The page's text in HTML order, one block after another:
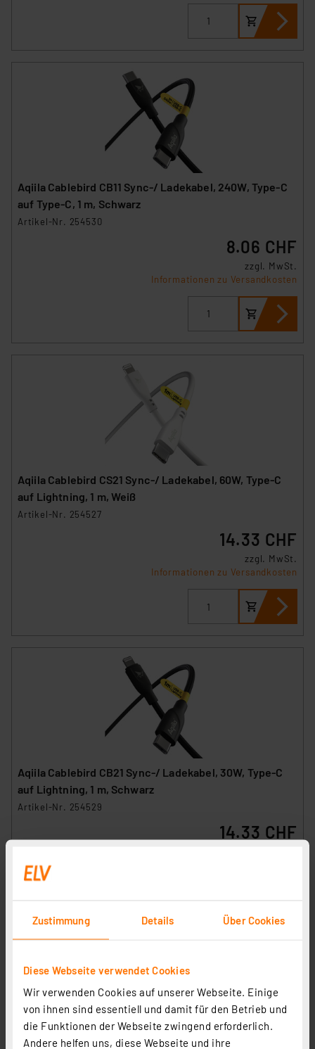
Zustimmung Details Über Cookies
Diese Webseite verwendet Cookies
Wir verwenden Cookies auf unserer Webseite. Einige
von ihnen sind essentiell und damit für den Betrieb und
die Funktionen der Webseite zwingend erforderlich.
Andere helfen uns, diese Webseite und ihre
Aqiila Cablebird CB11 Sync-/ Ladekabel, 240W, Type-C
auf Type-C, 1 m, Schwarz
Artikel-Nr. 254530
8.06 CHF
zzgl. MwSt.
Informationen zu Versandkosten
Aqiila Cablebird CS21 Sync-/ Ladekabel, 60W, Type-C
auf Lightning, 1 m, Weiß
Artikel-Nr. 254527
14.33 CHF
zzgl. MwSt.
Informationen zu Versandkosten
Aqiila Cablebird CB21 Sync-/ Ladekabel, 30W, Type-C
auf Lightning, 1 m, Schwarz
Artikel-Nr. 254529
14.33 CHF